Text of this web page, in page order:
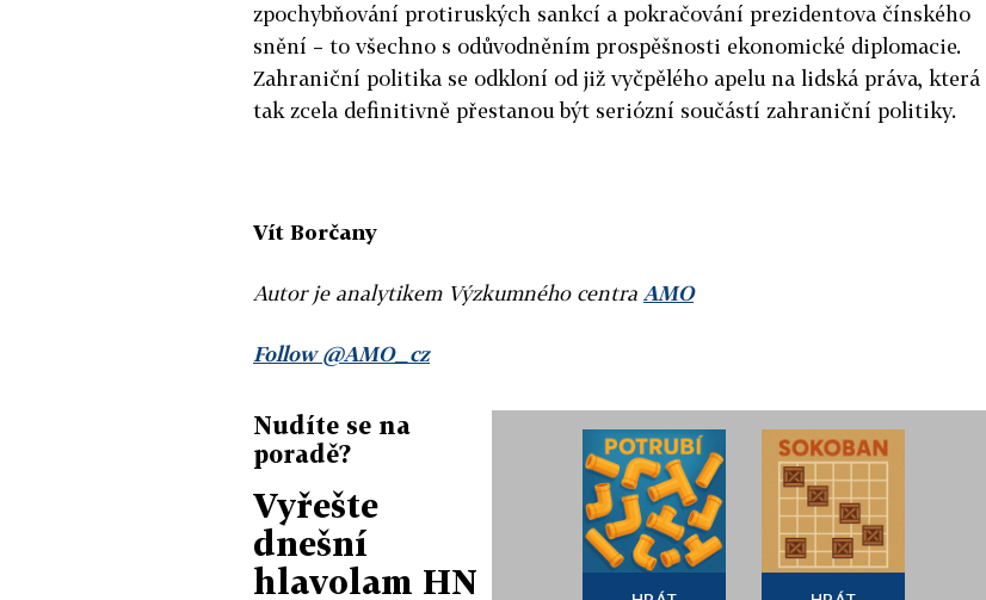
zpochybňování protiruských sankcí a pokračování prezidentova čínského
snění – to všechno s odůvodněním prospěšnosti ekonomické diplomacie.
Zahraniční politika se odkloní od již vyčpělého apelu na lidská práva, která
tak zcela definitivně přestanou být seriózní součástí zahraniční politiky.
Vít Borčany
Autor je analytikem Výzkumného centra AMO
Follow @AMO_cz
Nudíte se na
poradě?
Vyřešte
dnešní
hlavolam HN